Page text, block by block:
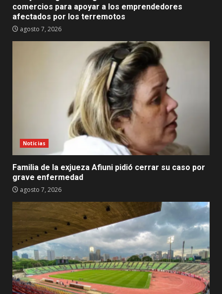
comercios para apoyar a los emprendedores
afectados por los terremotos
agosto 7, 2026
Noticias
Familia de la exjueza Afiuni pidió cerrar su caso por
grave enfermedad
agosto 7, 2026